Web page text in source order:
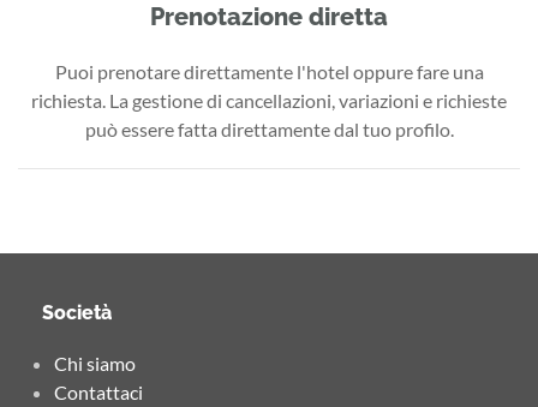
Prenotazione diretta
Puoi prenotare direttamente l'hotel oppure fare una
richiesta. La gestione di cancellazioni, variazioni e richieste
può essere fatta direttamente dal tuo profilo.
Società
Chi siamo
Contattaci